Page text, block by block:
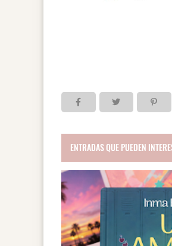
ENTRADAS QUE PUEDEN